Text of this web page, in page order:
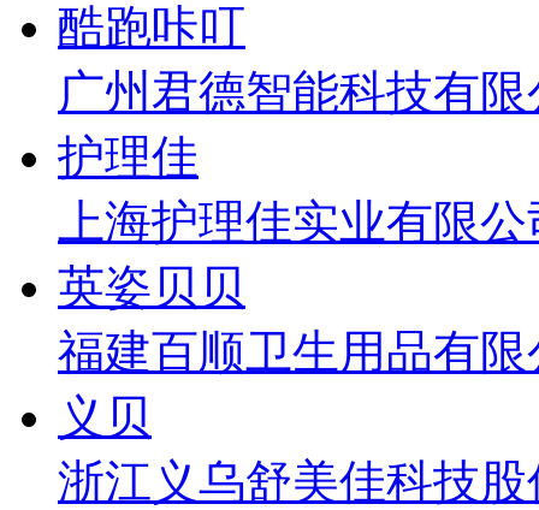
酷跑咔叮
广州君德智能科技有
护理佳
上海护理佳实业有限
英姿贝贝
福建百顺卫生用品有限
义贝
浙江义乌舒美佳科技